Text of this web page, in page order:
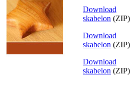
Download
skabelon (ZIP)
Download
skabelon (ZIP)
Download
skabelon (ZIP)